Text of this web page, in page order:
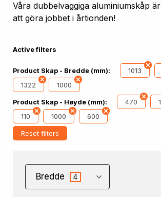
Våra dubbelväggiga aluminiumskåp
att göra jobbet i årtionden!
Active filters
Product Skap - Bredde (mm): 1013
1322
1000
Product Skap - Høyde (mm): 470
110
1000 600
Reset filters
Bredde 4